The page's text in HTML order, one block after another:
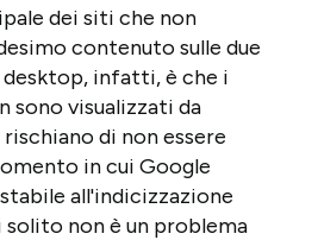
dei siti che non
contenuto sulle due
infatti, è che i
sono visualizzati da
di non essere
in cui Google
all'indicizzazione
solito non è un problema